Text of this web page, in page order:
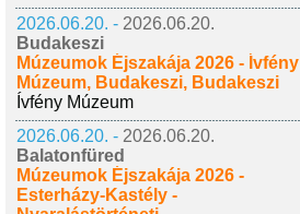
2026.06.20. - 2026.06.20.
Budakeszi
Múzeumok Éjszakája 2026 - Ívfény
Múzeum, Budakeszi, Budakeszi
Ívfény Múzeum
2026.06.20. - 2026.06.20.
Balatonfüred
Múzeumok Éjszakája 2026 -
Esterházy-Kastély -